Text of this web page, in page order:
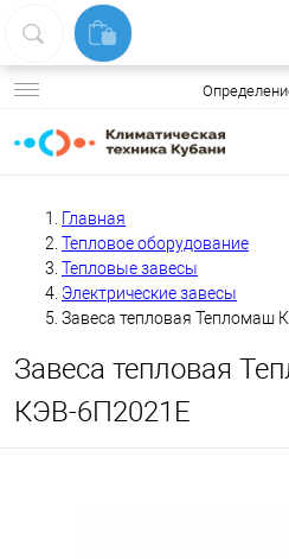
Главная
Тепловое оборудование
Тепловые завесы
Электрические завесы
Завеса тепловая Тепломаш
Завеса тепловая
КЭВ-6П2021Е